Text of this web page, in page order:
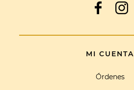
MI CUENTA
Órdenes